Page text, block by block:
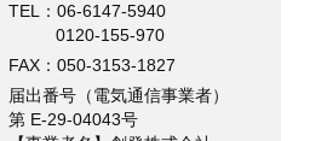
TEL： 06-6147-5940
0120-155-970
FAX：050-3153-1827
届出番号（電気通信事業者）
第 E-29-04043号